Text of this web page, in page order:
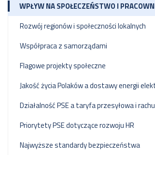
WPŁYW NA SPOŁECZEŃSTWO I
Rozwój regionów i społeczności lokalnych
Współpraca z samorządami
Flagowe projekty społeczne
Jakość życia Polaków a dostawy energii
Działalność PSE a taryfa przesyłowa i
Priorytety PSE dotyczące rozwoju HR
Najwyższe standardy bezpieczeństwa